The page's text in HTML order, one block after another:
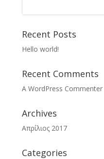
Recent Posts
Hello world!
Recent Comments
A WordPress Commenter
Archives
Απρίλιος 2017
Categories